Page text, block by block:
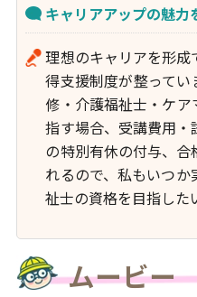
キャリアアップの魅力
理想のキャリアを形
得支援制度が整って
修・介護福祉士・ケ
指す場合、受講費用
の特別有休の付与、
れるので、私もいつ
祉士の資格を目指した
ムービー